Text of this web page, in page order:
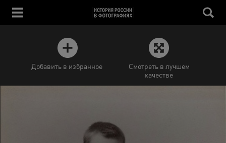
Добавить в избранное
Смотреть в лучшем
качестве